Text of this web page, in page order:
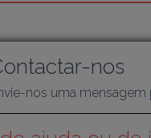
nos
nos uma mensagem